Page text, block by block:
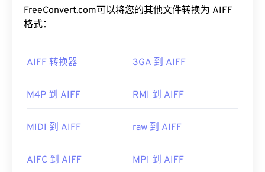
AIFF 文件占用更多空间。AIFF 可以定位循环点数据
和音符，这对音乐家来说非常有用。
如何打开 AIFF 文件？
iTunes中打开，具体取决于操作系统。其他可以打开
Winamp和 Elmedia Player
需要转换 AIFF 文件（例如 MP3 文件）才能打开。
FreeConvert.com可以将您的其他文件转换为 AIFF
格式：
AIFF 转换器 3GA 到 AIFF
M4P 到 AIFF RMI 到 AIFF
MIDI 到 AIFF raw 到 AIFF
AIFC 到 AIFF MP1 到 AIFF